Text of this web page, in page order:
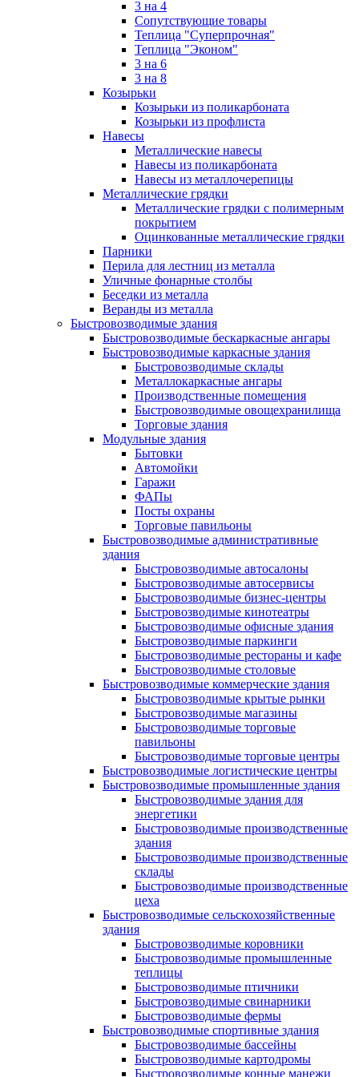
3 на 4
Сопутствующие товары
Теплица "Суперпрочная"
Теплица "Эконом"
3 на 6
3 на 8
Козырьки
Козырьки из поликарбоната
Козырьки из профлиста
Навесы
Металлические навесы
Навесы из поликарбоната
Навесы из металлочерепицы
Металлические грядки
Металлические грядки с полимерным
покрытием
Оцинкованные металлические грядки
Парники
Перила для лестниц из металла
Уличные фонарные столбы
Беседки из металла
Веранды из металла
Быстровозводимые здания
Быстровозводимые бескаркасные ангары
Быстровозводимые каркасные здания
Быстровозводимые склады
Металлокаркасные ангары
Производственные помещения
Быстровозводимые овощехранилища
Торговые здания
Модульные здания
Бытовки
Автомойки
Гаражи
ФАПы
Посты охраны
Торговые павильоны
Быстровозводимые административные
здания
Быстровозводимые автосалоны
Быстровозводимые автосервисы
Быстровозводимые бизнес-центры
Быстровозводимые кинотеатры
Быстровозводимые офисные здания
Быстровозводимые паркинги
Быстровозводимые рестораны и кафе
Быстровозводимые столовые
Быстровозводимые коммерческие здания
Быстровозводимые крытые рынки
Быстровозводимые магазины
Быстровозводимые торговые
павильоны
Быстровозводимые торговые центры
Быстровозводимые логистические центры
Быстровозводимые промышленные здания
Быстровозводимые здания для
энергетики
Быстровозводимые производственные
здания
Быстровозводимые производственные
склады
Быстровозводимые производственные
цеха
Быстровозводимые сельскохозяйственные
здания
Быстровозводимые коровники
Быстровозводимые промышленные
теплицы
Быстровозводимые птичники
Быстровозводимые свинарники
Быстровозводимые фермы
Быстровозводимые спортивные здания
Быстровозводимые бассейны
Быстровозводимые картодромы
Быстровозводимые конные манежи